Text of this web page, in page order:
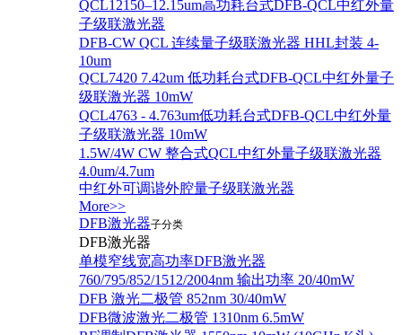
QCL12150–12.15um高功耗台式DFB-QCL中红外量
子级联激光器
DFB-CW QCL 连续量子级联激光器 HHL封装 4-
10um
QCL7420 7.42um 低功耗台式DFB-QCL中红外量子
级联激光器 10mW
QCL4763 - 4.763um低功耗台式DFB-QCL中红外量
子级联激光器 10mW
1.5W/4W CW 整合式QCL中红外量子级联激光器
4.0um/4.7um
中红外可调谐外腔量子级联激光器
More>>
DFB激光器子分类
DFB激光器
单模窄线宽高功率DFB激光器
760/795/852/1512/2004nm 输出功率 20/40mW
DFB 激光二极管 852nm 30/40mW
DFB微波激光二极管 1310nm 6.5mW